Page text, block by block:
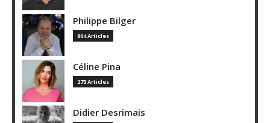
Philippe Bilger
804 Articles
Céline Pina
273 Articles
Didier Desrimais